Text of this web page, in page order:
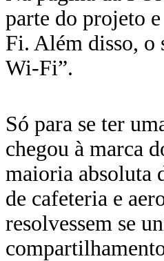
parte do projeto
Fi. Além disso, o
Wi-Fi”.
Só para se ter
chegou à marca
maioria absoluta
de cafeteria e
resolvessem se